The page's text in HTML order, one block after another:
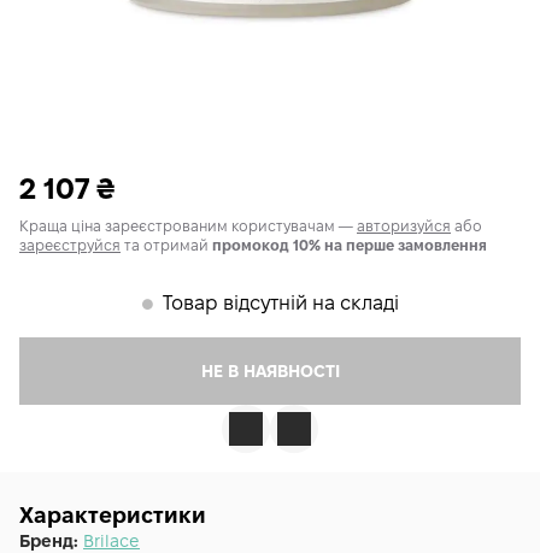
2 107 ₴
Краща ціна зареєстрованим користувачам — авторизуйся або
зареєструйся та отримай промокод 10% на перше замовлення
𒊹 Товар відсутній на складі
НЕ В НАЯВНОСТІ
Характеристики
Бренд: Brilace